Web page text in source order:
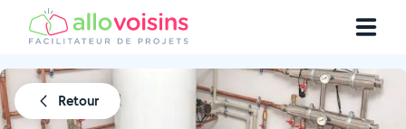
Retour